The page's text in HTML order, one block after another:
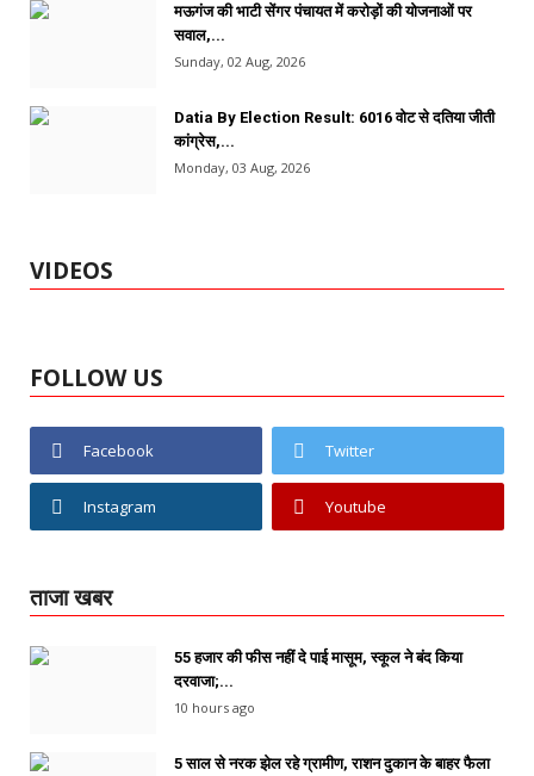
मऊगंज की भाटी सेंगर पंचायत में करोड़ों की योजनाओं पर
सवाल,...
Sunday, 02 Aug, 2026
Datia By Election Result: 6016 वोट से दतिया जीती
कांग्रेस,...
Monday, 03 Aug, 2026
VIDEOS
FOLLOW US
Facebook Twitter
Instagram Youtube
ताजा खबर
55 हजार की फीस नहीं दे पाई मासूम, स्कूल ने बंद किया
दरवाजा;...
10 hours ago
5 साल से नरक झेल रहे ग्रामीण, राशन दुकान के बाहर फैला